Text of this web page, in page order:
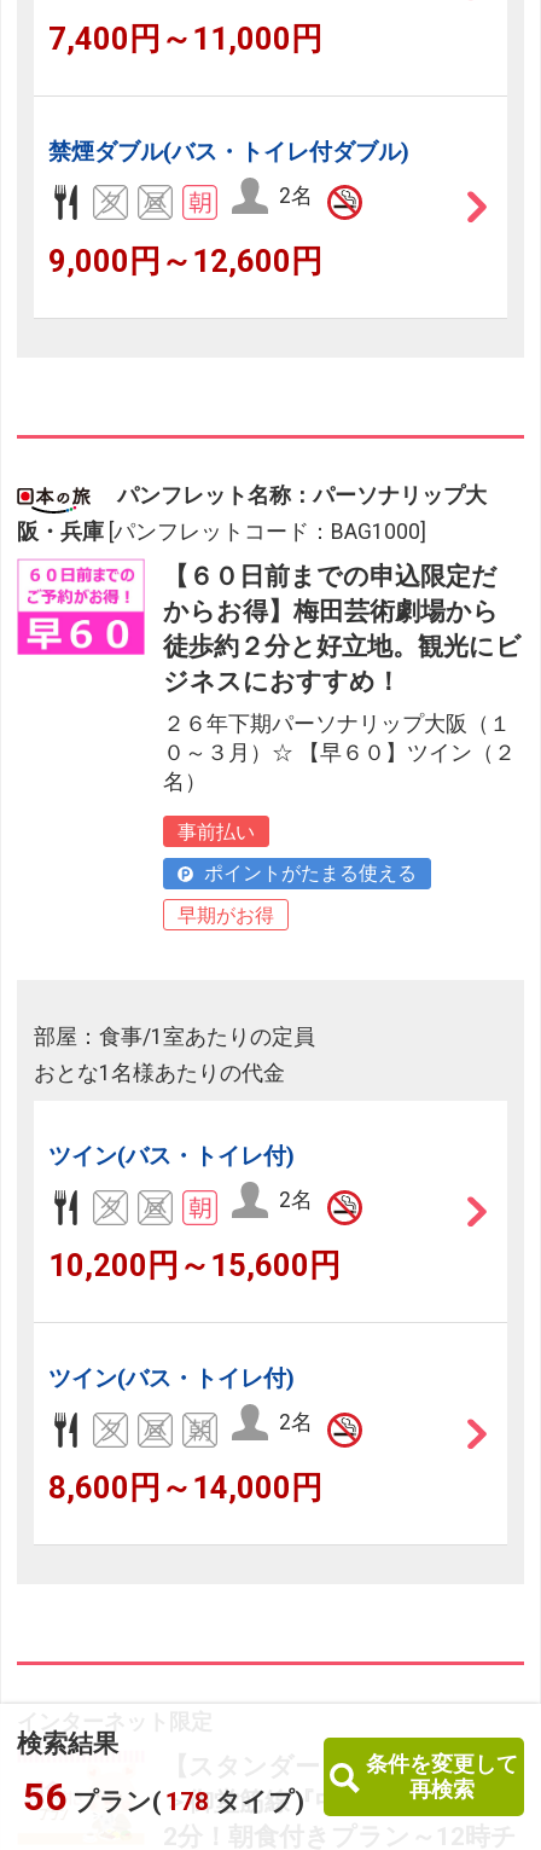
検索結果
56 プラン( 178 タイプ)
条件を変更して
再検索
7,400円～11,000円
禁煙ダブル(バス・トイレ付ダブル)
2名
9,000円～12,600円
パンフレット名称：パーソナリップ大
阪・兵庫 [パンフレットコード：BAG1000]
【６０日前までの申込限定だ
からお得】梅田芸術劇場から
徒歩約２分と好立地。観光にビ
ジネスにおすすめ！
２６年下期パーソナリップ大阪（１
０～３月）☆ 【早６０】ツイン（２
名）
事前払い
ポイントがたまる使える
早期がお得
部屋：食事/1室あたりの定員
おとな1名様あたりの代金
ツイン(バス・トイレ付)
2名
10,200円～15,600円
ツイン(バス・トイレ付)
2名
8,600円～14,000円
【スタンダード】＜朝食付き
＞御堂筋線『中津駅』より徒歩